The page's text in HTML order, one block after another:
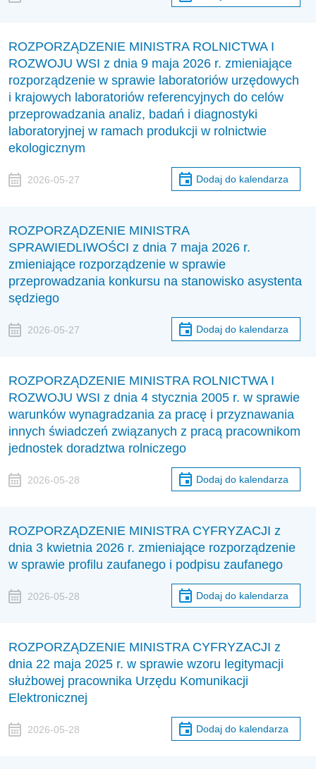
ROZPORZĄDZENIE MINISTRA ROLNICTWA I
ROZWOJU WSI z dnia 9 maja 2026 r. zmieniające
rozporządzenie w sprawie laboratoriów urzędowych
i krajowych laboratoriów referencyjnych do celów
przeprowadzania analiz, badań i diagnostyki
laboratoryjnej w ramach produkcji w rolnictwie
ekologicznym
2026-05-27 Dodaj do kalendarza
ROZPORZĄDZENIE MINISTRA
SPRAWIEDLIWOŚCI z dnia 7 maja 2026 r.
zmieniające rozporządzenie w sprawie
przeprowadzania konkursu na stanowisko asystenta
sędziego
2026-05-27 Dodaj do kalendarza
ROZPORZĄDZENIE MINISTRA ROLNICTWA I
ROZWOJU WSI z dnia 4 stycznia 2005 r. w sprawie
warunków wynagradzania za pracę i przyznawania
innych świadczeń związanych z pracą pracownikom
jednostek doradztwa rolniczego
2026-05-28 Dodaj do kalendarza
ROZPORZĄDZENIE MINISTRA CYFRYZACJI z
dnia 3 kwietnia 2026 r. zmieniające rozporządzenie
w sprawie profilu zaufanego i podpisu zaufanego
2026-05-28 Dodaj do kalendarza
ROZPORZĄDZENIE MINISTRA CYFRYZACJI z
dnia 22 maja 2025 r. w sprawie wzoru legitymacji
służbowej pracownika Urzędu Komunikacji
Elektronicznej
2026-05-28 Dodaj do kalendarza